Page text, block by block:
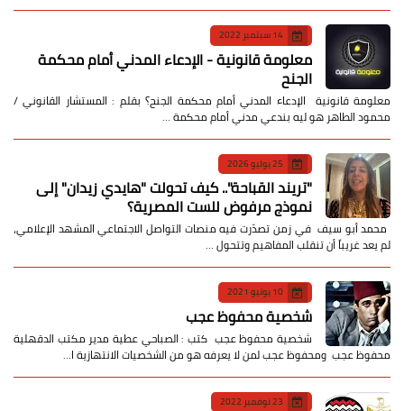
14 سبتمبر 2022
معلومة قانونية - الإدعاء المدني أمام محكمة
الجنح
معلومة قانونية الإدعاء المدني أمام محكمة الجنح؟ بقلم : المستشار القانوني /
محمود الطاهر هو ليه بندعي مدني أمام محكمة …
25 يوليو 2026
​"تريند القباحة".. كيف تحولت "هايدي زيدان" إلى
نموذج مرفوض للست المصرية؟
​ محمد أبو سيف ​في زمن تصدّرت فيه منصات التواصل الاجتماعي المشهد الإعلامي،
لم يعد غريباً أن تنقلب المفاهيم وتتحول …
10 يونيو 2021
شخصية محفوظ عجب
شخصية محفوظ عجب كتب : الصباحي عطية مدير مكتب الدقهلية
محفوظ عجب ومحفوظ عجب لمن لا يعرفه هو من الشخصيات الانتهازية ا…
23 نوفمبر 2022